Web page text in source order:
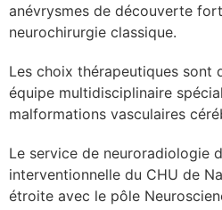
l’éditeur
un CHU
anévrysmes de découverte
neurochirurgie classique.
Les choix thérapeutiques sont
équipe multidisciplinaire
malformations vasculaires
Le service de neuroradiologie
interventionnelle du CHU de
étroite avec le pôle